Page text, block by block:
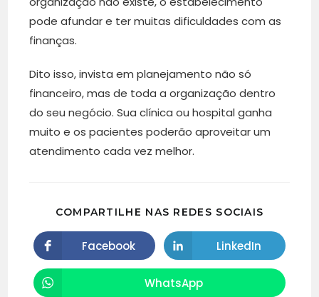
pode afundar e ter muitas dificuldades com as
finanças.
Dito isso, invista em planejamento não só
financeiro, mas de toda a organização dentro
do seu negócio. Sua clínica ou hospital ganha
muito e os pacientes poderão aproveitar um
atendimento cada vez melhor.
COMPARTILHE NAS REDES SOCIAIS
Facebook LinkedIn
WhatsApp